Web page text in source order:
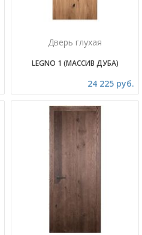
Дверь глухая
LEGNO 1 (МАССИВ ДУБА)
24 225 руб.